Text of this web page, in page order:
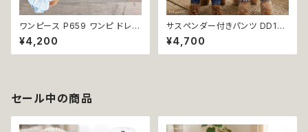
ワンピース P659 ワンピ ドレス
スカート ハンドメイド りぼん カ
ジュアル おしゃれ かわいい 爽
やか 春 夏 小型犬 ドッグウェア
¥4,200
サスペンダー付きパンツ DD172
DD173 DD174 DD175 デニム
パンツ オーバーオール 吊りズボ
ン カジュアル 犬 猫 ペット 犬服
¥4,700
セール中の商品